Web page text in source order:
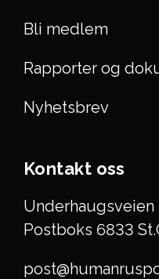
Bli medlem
Rapporter og
Nyhetsbrev
Kontakt oss
Postboks 6833